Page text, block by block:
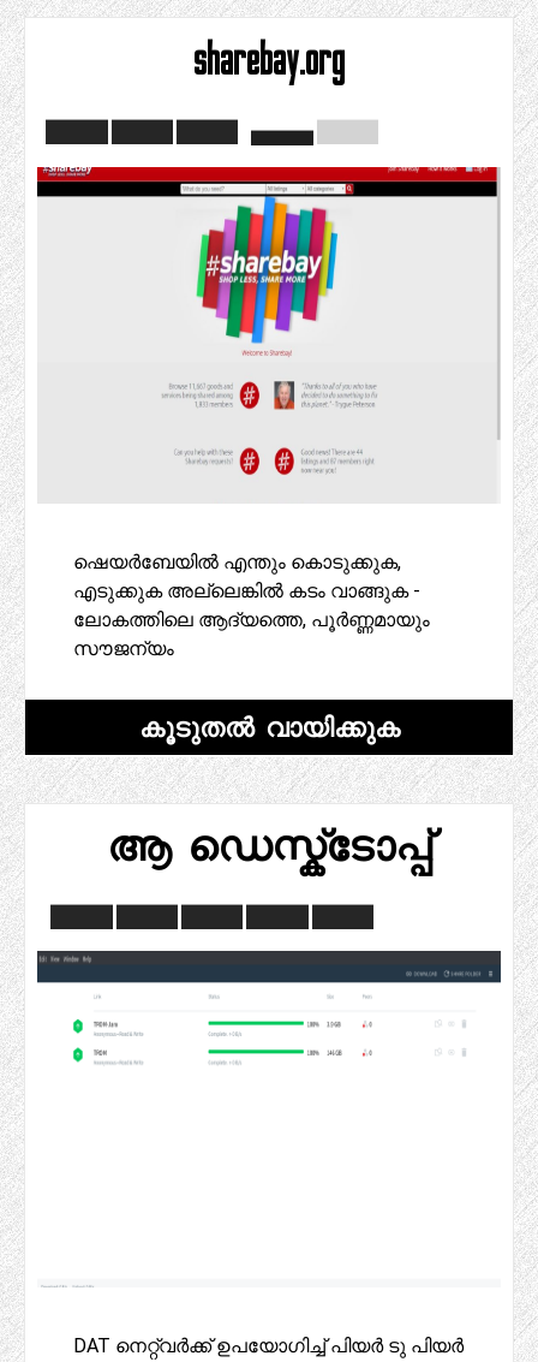
sharebay.org
ഷെയർബേയിൽ എന്തും കൊടുക്കുക,
എടുക്കുക അല്ലെങ്കിൽ കടം വാങ്ങുക -
ലോകത്തിലെ ആദ്യത്തെ, പൂർണ്ണമായും
സൗജന്യം
കൂടുതൽ വായിക്കുക
ആ ഡെസ്ക്ടോപ്പ്
DAT നെറ്റ്‌വർക്ക് ഉപയോഗിച്ച് പിയർ ടു പിയർ